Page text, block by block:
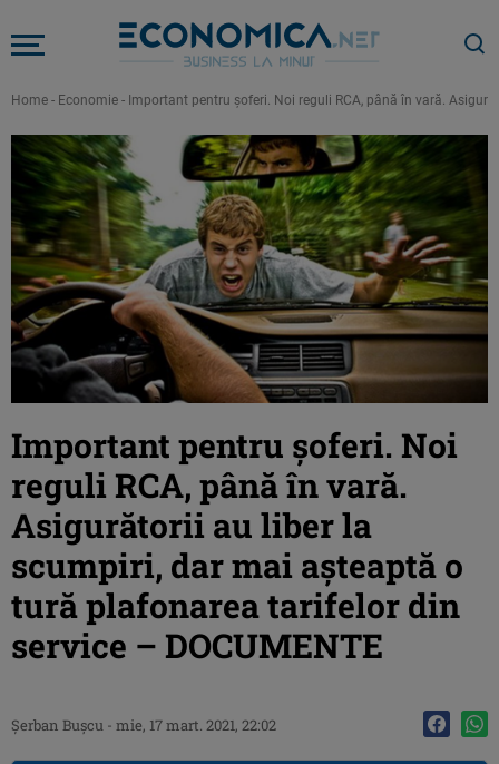
Home - Economie - Important pentru șoferi. Noi reguli RCA, până în vară.
Important pentru șoferi. Noi
reguli RCA, până în vară.
Asigurătorii au liber la
scumpiri, dar mai așteaptă o
tură plafonarea tarifelor din
service – DOCUMENTE
Şerban Buşcu - mie, 17 mart. 2021, 22:02